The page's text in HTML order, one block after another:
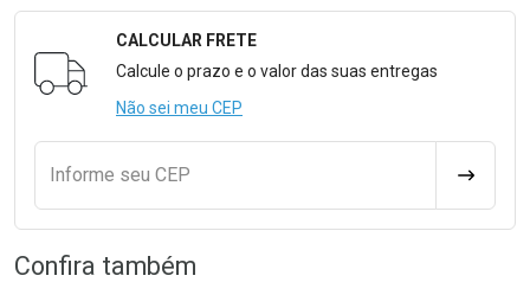
Formulário para Calcular o Frete
CALCULAR FRETE
Calcule o prazo e o valor das suas entregas
Não sei meu CEP
Informe seu CEP
Confira também